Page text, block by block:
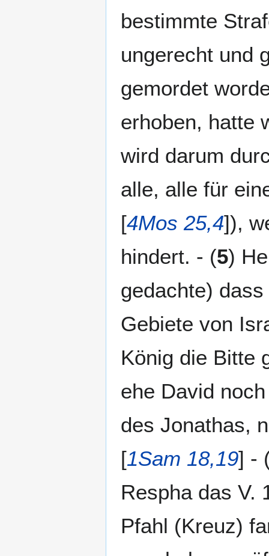
bestimmte
ungerecht und
gemordet
erhoben, hatte
wird darum
alle, alle für
[4Mos 25,4]),
hindert. - (5)
gedachte)
Gebiete von
König die Bitte
ehe David
des Jonathas,
[1Sam 18,19] -
Respha das V.
Pfahl (Kreuz)